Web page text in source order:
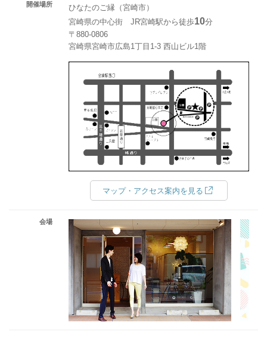
開催場所
ひなたのご縁（宮崎市）
宮崎県の中心街 JR宮崎駅から徒歩10分
〒880-0806
宮崎県宮崎市広島1丁目1-3 西山ビル1階
マップ・アクセス案内を見る
会場